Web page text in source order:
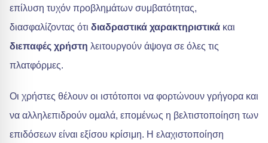
επίλυση τυχόν προβλημάτων συμβατότητας,
διασφαλίζοντας ότι διαδραστικά χαρακτηριστικά και
διεπαφές χρήστη λειτουργούν άψογα σε όλες τις
πλατφόρμες.
Οι χρήστες θέλουν οι ιστότοποι να φορτώνουν γρήγορα και
να αλληλεπιδρούν ομαλά, επομένως η βελτιστοποίηση των
επιδόσεων είναι εξίσου κρίσιμη. Η ελαχιστοποίηση